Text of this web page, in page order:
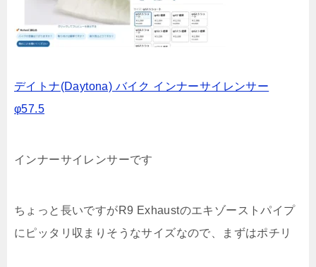
デイトナ(Daytona) バイク インナーサイレンサー
φ57.5
インナーサイレンサーです
ちょっと長いですがR9 Exhaustのエキゾーストパイプ
にピッタリ収まりそうなサイズなので、まずはポチリ